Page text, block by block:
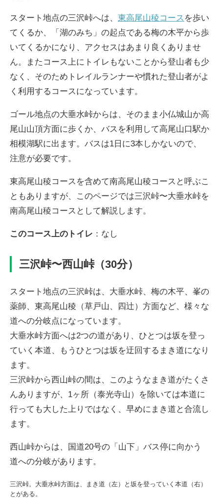
スタート地点の三沢峠へは、 東高尾山稜コース を歩い
てくるか、「湖のみち」の起点である梅の木平から歩
いてくるかになり、アクセスはあまり良くありませ
ん。またコース上にトイレもないことから登山者も少
なく、そのためトレイルランナーや慣れた登山者がよ
く利用するコースになっています。
ゴール地点の大垂水峠からは、そのまま小仏城山か高
尾山山頂方面に歩くか、バスを利用して高尾山口駅か
相模湖駅に出ます。バスは1日に3本しかないので、
注意が必要です。
東高尾山稜コースを含めて南高尾山稜コースと呼ぶこ
ともありますが、このページでは三沢峠〜大垂水峠を
南高尾山稜コースとして解説します。
このコース上のトイレ ：なし
三沢峠〜西山峠（30分）
スタート地点の三沢峠は、大垂水峠、梅の木平、峯の
薬師、東高尾山稜（草戸山、四辻）方面など、様々な
道への分岐点になっています。
大垂水峠方面へは2つの道があり、ひとつは坂を登っ
ていく本道、もうひとつは坂を迂回するまき道になり
ます。
三沢峠から西山峠の間は、このようなまき道がたくさ
んありますが、1ヶ所（泰光寺山）を除いては本道に
行っても大した上りではなく、早めにまき道と合流し
ます。
西山峠からは、国道20号の「山下」バス停に向かう
道への分岐があります。
三沢峠。大垂水峠方面は、まき道（左）と坂を登っていく本道（右）
とがある。